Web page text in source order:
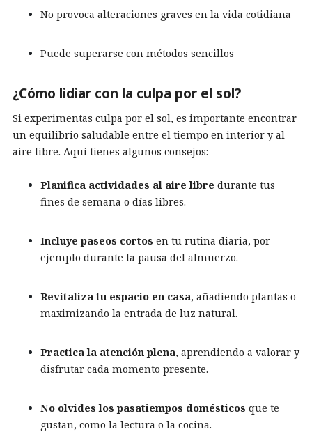
No provoca alteraciones graves en la vida cotidiana
Puede superarse con métodos sencillos
¿Cómo lidiar con la culpa por el sol?
Si experimentas culpa por el sol, es importante encontrar
un equilibrio saludable entre el tiempo en interior y al
aire libre. Aquí tienes algunos consejos:
Planifica actividades al aire libre durante tus
fines de semana o días libres.
Incluye paseos cortos en tu rutina diaria, por
ejemplo durante la pausa del almuerzo.
Revitaliza tu espacio en casa, añadiendo plantas o
maximizando la entrada de luz natural.
Practica la atención plena, aprendiendo a valorar y
disfrutar cada momento presente.
No olvides los pasatiempos domésticos que te
gustan, como la lectura o la cocina.